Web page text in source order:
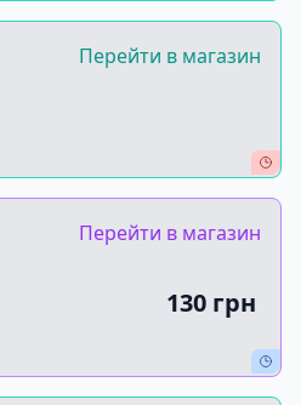
Перейти в магазин
Перейти в магазин
130 грн